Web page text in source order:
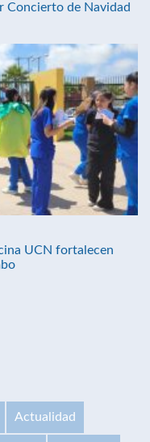
Concierto de Navidad
UCN fortalecen
Actualidad